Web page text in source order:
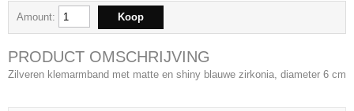
Amount:
PRODUCT OMSCHRIJVING
Zilveren klemarmband met matte en shiny blauwe zirkonia, diameter 6 cm